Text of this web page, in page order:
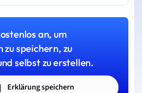
an, um
speichern, zu
selbst zu erstellen.
Erklärung speichern